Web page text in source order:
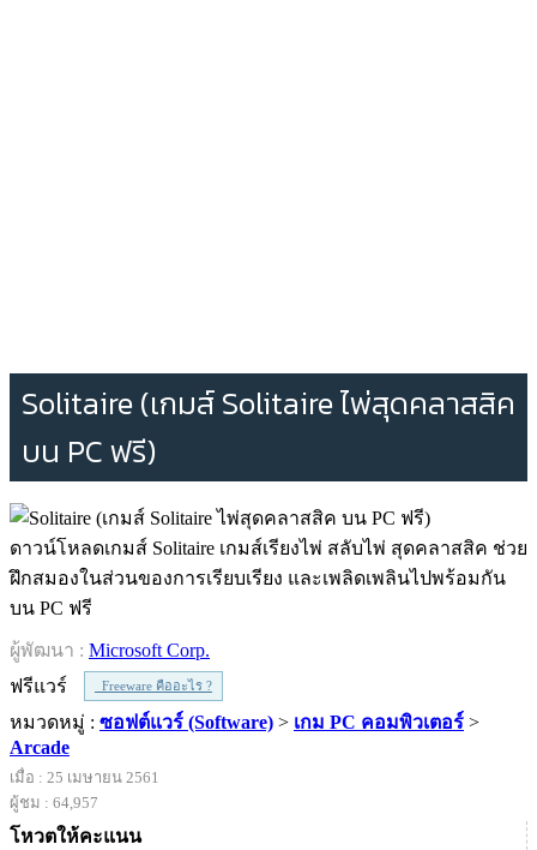
Solitaire (เกมส์ Solitaire ไพ่สุดคลาสสิค
บน PC ฟรี)
ดาวน์โหลดเกมส์ Solitaire เกมส์เรียงไพ่ สลับไพ่ สุดคลาสสิค ช่วย
ฝึกสมองในส่วนของการเรียบเรียง และเพลิดเพลินไปพร้อมกัน
บน PC ฟรี
ผู้พัฒนา : Microsoft Corp.
ฟรีแวร์
Freeware คืออะไร ?
หมวดหมู่ : ซอฟต์แวร์ (Software) > เกม PC คอมพิวเตอร์ >
Arcade
เมื่อ : 25 เมษายน 2561
ผู้ชม : 64,957
โหวตให้คะแนน